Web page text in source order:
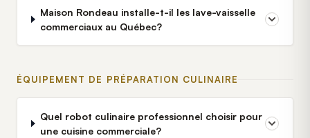
Maison Rondeau installe-t-il les lave-vaisselle
commerciaux au Québec?
ÉQUIPEMENT DE PRÉPARATION CULINAIRE
Quel robot culinaire professionnel choisir pour
une cuisine commerciale?